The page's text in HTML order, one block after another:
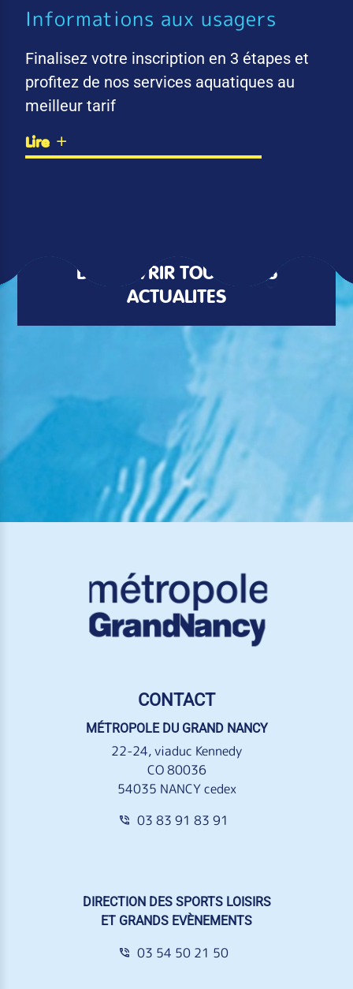
Informations aux usagers
Finalisez votre inscription en 3 étapes et
profitez de nos services aquatiques au
meilleur tarif
Lire
DÉCOUVRIR TOUTES LES
ACTUALITÉS
CONTACT
MÉTROPOLE DU GRAND NANCY
22-24, viaduc Kennedy
CO 80036
54035 NANCY cedex
03 83 91 83 91
DIRECTION DES SPORTS LOISIRS
ET GRANDS EVÈNEMENTS
03 54 50 21 50